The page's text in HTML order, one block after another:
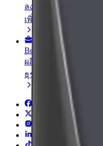
ลงทะเบียนเป็นเจ้าของ
เพิ่มรายได้ด้วยการเ
Bolt for Business
ผลิตภัณฑ์และบริการข
ธุรกิจของคุณ